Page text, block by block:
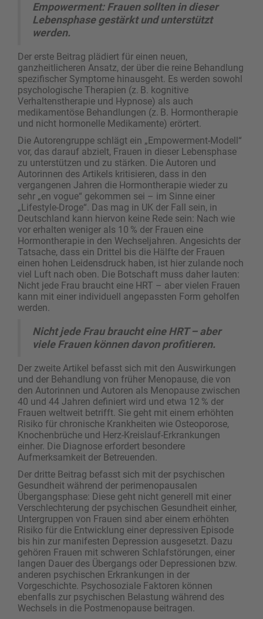
Empowerment: Frauen sollten in dieser
Lebensphase gestärkt und unterstützt
werden.
Der erste Beitrag plädiert für einen neuen,
ganzheitlicheren Ansatz, der über die reine Behandlung
spezifischer Symptome hinausgeht. Es werden sowohl
psychologische Therapien (z. B. kognitive
Verhaltenstherapie und Hypnose) als auch
medikamentöse Behandlungen (z. B. Hormontherapie
und nicht ­hormonelle Medikamente) erörtert.
Die Autorengruppe schlägt ein „Empowerment-Modell“
vor, das darauf abzielt, Frauen in dieser Lebensphase
zu unterstützen und zu stärken. Die Autoren und
Autorinnen des Artikels kritisieren, dass in den
vergangenen Jahren die Hormontherapie wieder zu
sehr „en vogue“ gekommen sei – im Sinne einer
„Lifestyle-Droge“. Das mag in UK der Fall sein, in
Deutschland kann hiervon keine Rede sein: Nach wie
vor erhalten weniger als 10 % der Frauen eine
Hormontherapie in den Wechseljahren. Angesichts der
Tatsache, dass ein Drittel bis die Hälfte der Frauen
einen hohen Leidensdruck haben, ist hier zulande noch
viel Luft nach oben. Die Botschaft muss daher lauten:
Nicht jede Frau braucht eine HRT – aber vielen Frauen
kann mit einer individuell angepassten Form geholfen
werden.
Nicht jede Frau braucht eine HRT – aber
viele Frauen können davon profitieren.
Der zweite Artikel befasst sich mit den Auswirkungen
und der Behandlung von früher Menopause, die von
den Autorinnen und Autoren als Menopause zwischen
40 und 44 Jahren definiert wird und etwa 12 % der
Frauen weltweit betrifft. Sie geht mit einem erhöhten
Risiko für chronische Krankheiten wie Osteoporose,
Knochenbrüche und Herz-Kreislauf-Erkrankungen
einher. Die Diagnose erfordert besondere
Aufmerksamkeit der Betreuenden.
Der dritte Beitrag befasst sich mit der psychischen
Gesundheit während der perimenopausalen
Übergangsphase: Diese geht nicht generell mit einer
Verschlechterung der psychischen Gesundheit einher,
Untergruppen von Frauen sind aber einem erhöhten
Risiko für die Entwicklung einer depressiven Episode
bis hin zur manifesten Depression ausgesetzt. Dazu
gehören Frauen mit schweren Schlafstörungen, einer
langen Dauer des Übergangs oder Depressionen bzw.
anderen psychischen Erkrankungen in der
Vorgeschichte. Psychosoziale Faktoren können
ebenfalls zur psychischen Belastung während des
Wechsels in die Postmenopause beitragen.